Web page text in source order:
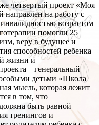
четвертый проект «Моя
направлен на работу с
возрастом
помогли 25
веру в будущее и
способностей ребенка
жизни и
– генеральный
детьми «Школа
мысль, которая лежит
в том, что
быть равной
тренингов и